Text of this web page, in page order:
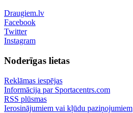
Draugiem.lv
Facebook
Twitter
Instagram
Noderīgas lietas
Reklāmas iespējas
Informācija par Sportacentrs.com
RSS plūsmas
Ierosinājumiem vai kļūdu paziņojumiem